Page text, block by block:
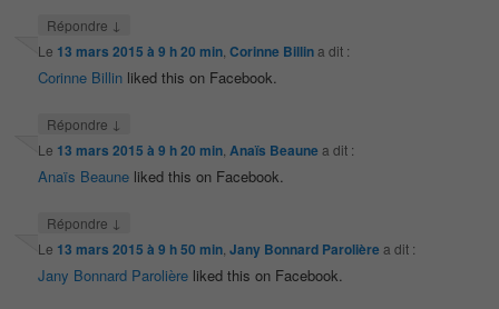
Répondre ↓
Le 13 mars 2015 à 9 h 20 min ,Corinne Billina dit :
Corinne Billin liked this on Facebook.
Répondre ↓
Le 13 mars 2015 à 9 h 20 min Anaïs Beaune a dit :
Anaïs Beaune liked this on Facebook.
Répondre ↓
Le 13 mars 2015 à 9 h 50 min ,Jany Bonnard Parolière a dit :
Jany Bonnard Parolière liked this on Facebook.